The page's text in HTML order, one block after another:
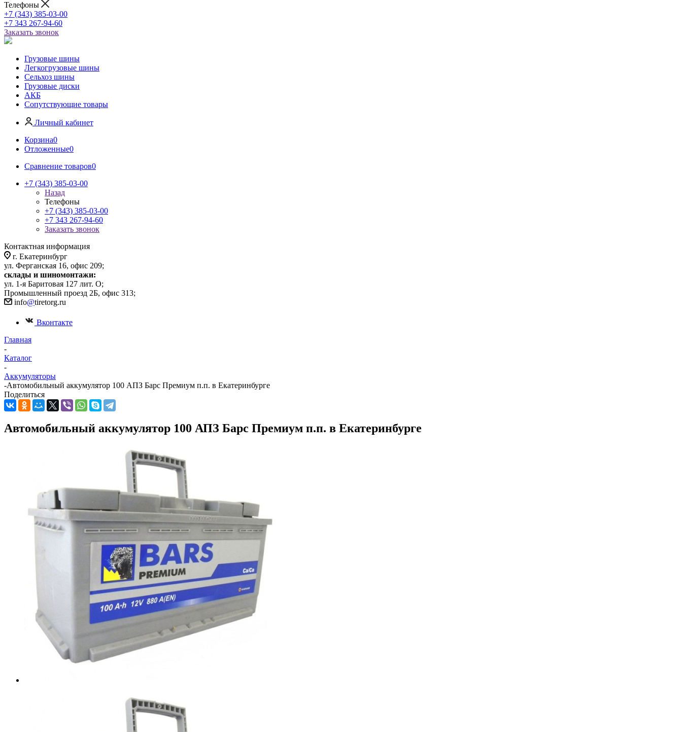
Телефоны
+7 (343) 385-03-00
+7 343 267-94-60
Заказать звонок
Грузовые шины
Легкогрузовые шины
Сельхоз шины
Грузовые диски
АКБ
Сопутствующие товары
Личный кабинет
Корзина0
Отложенные0
Сравнение товаров0
+7 (343) 385-03-00
Назад
Телефоны
+7 (343) 385-03-00
+7 343 267-94-60
Заказать звонок
Контактная информация
г. Екатеринбург
ул. Ферганская 16, офис 209;
склады и шиномонтажи:
ул. 1-я Баритовая 127 лит. О;
Промышленный проезд 2Б, офис 313;
info@tiretorg.ru
Вконтакте
Главная
-
Каталог
-
Аккумуляторы
-Автомобильный аккумулятор 100 АПЗ Барс Премиум п.п. в Екатеринбурге
Поделиться
Автомобильный аккумулятор 100 АПЗ Барс Премиум п.п. в Екатеринбурге